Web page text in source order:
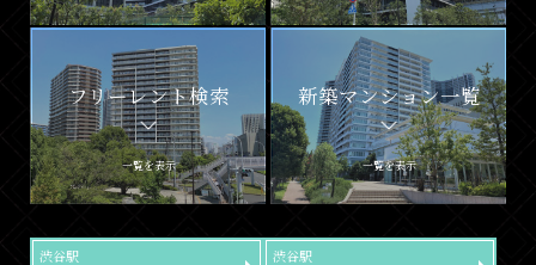
フリーレント検索
一覧を表示
新築マンション一覧
一覧を表示
渋谷駅
渋谷駅